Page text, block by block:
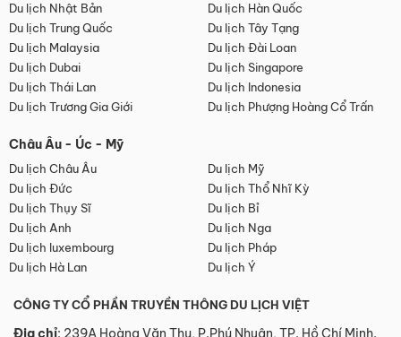
Du lịch Nhật Bản
Du lịch Hàn Quốc
Du lịch Trung Quốc
Du lịch Tây Tạng
Du lịch Malaysia
Du lịch Đài Loan
Du lịch Dubai
Du lịch Singapore
Du lịch Thái Lan
Du lịch Indonesia
Du lịch Trương Gia Giới
Du lịch Phượng Hoàng Cổ Trấn
Châu Âu - Úc - Mỹ
Du lịch Châu Âu
Du lịch Mỹ
Du lịch Đức
Du lịch Thổ Nhĩ Kỳ
Du lịch Thụy Sĩ
Du lịch Bỉ
Du lịch Anh
Du lịch Nga
Du lịch luxembourg
Du lịch Pháp
Du lịch Hà Lan
Du lịch Ý
CÔNG TY CỔ PHẦN TRUYỀN THÔNG DU LỊCH VIỆT
Địa chỉ: 239A Hoàng Văn Thụ, P.Phú Nhuận, TP. Hồ Chí Minh.